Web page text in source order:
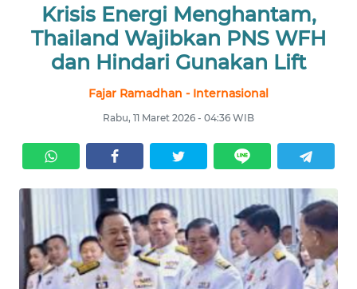
Krisis Energi Menghantam,
Thailand Wajibkan PNS WFH
dan Hindari Gunakan Lift
Fajar Ramadhan - Internasional
Rabu, 11 Maret 2026 - 04:36 WIB
NASIONAL
DAERAH
KRIMINAL
EKUIN
SAINS-TEKNO
KESEHATAN